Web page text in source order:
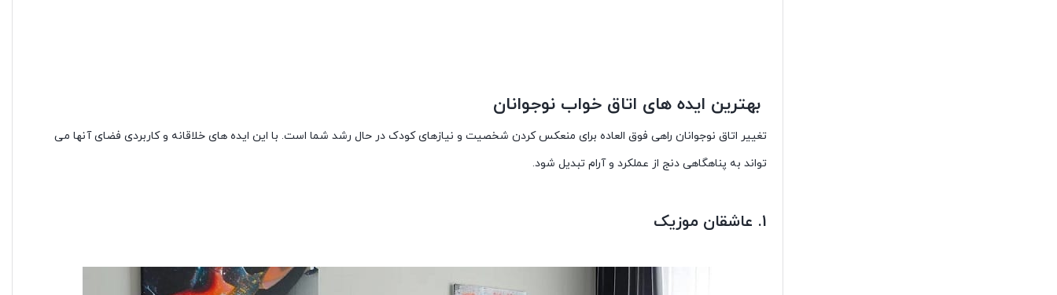
بهترین ایده های اتاق خواب نوجوانان
تغییر اتاق نوجوانان راهی فوق العاده برای منعکس کردن شخصیت و نیازهای کودک در حال رشد شما است. با این ایده های خلاقانه و کاربردی فضای آنها می
تواند به پناهگاهی دنج از عملکرد و آرام تبدیل شود.
1. عاشقان موزیک